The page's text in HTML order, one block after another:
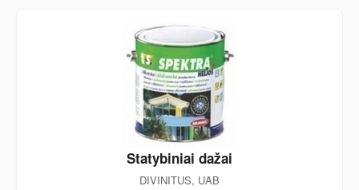
Statybiniai dažai
DIVINITUS, UAB